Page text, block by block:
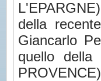
della
Giancarlo
quello